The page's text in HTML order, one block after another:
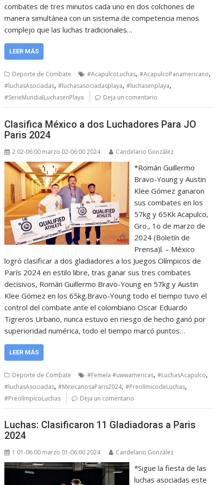
combates de tres minutos cada uno en dos colchones de
manera simultánea con un sistema de competencia menos
complejo que las luchas tradicionales…
LEER MÁS
Deporte de Combate #AcapulcoLuchas,#AcapulcoPanamericano,
#luchasAsociadas,#luchasasociadasplaya,#luchasenplaya,
#SerieMundialLuchasenPlaya Deja un comentario
Clasifica México a dos Luchadores Para JO
Paris 2024
2 02-06:00 marzo 02-06:00 2024 Candelario González
*Román Guillermo
Bravo-Young y Austin
Klee Gómez ganaron
sus combates en los
57kg y 65Kk Acapulco,
Gro., 1o de marzo de
2024 (Boletín de
Prensa)l. – México
logró clasificar a dos gladiadores a los Juegos Olímpicos de
París 2024 en estilo libre, tras ganar sus tres combates
decisivos, Román Guillermo Bravo-Young en 57kg y Austin
Klee Gómez en los 65kg.Bravo-Young todo el tiempo tuvo el
control del combate ante el colombiano Oscar Eduardo
Tigreros Urbano, nunca estuvo en riesgo de hecho ganó por
superioridad numérica, todo el tiempo marcó puntos…
LEER MÁS
Deporte de Combate #Femela #uwwamericas,#LuchasAcapulco,
#luchasAsociadas,#MexicanosaParis2024,#PreolímicodeLuchas,
#PreolímpicoLuchas Deja un comentario
Luchas: Clasificaron 11 Gladiadoras a Paris
2024
1 01-06:00 marzo 01-06:00 2024 Candelario González
*Sigue la fiesta de las
luchas asociadas este